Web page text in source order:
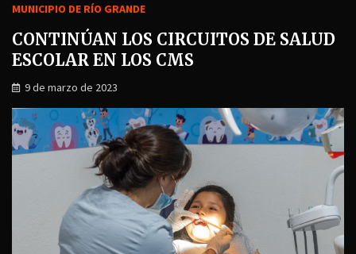
MUNICIPIO DE RÍO GRANDE
CONTINÚAN LOS CIRCUITOS DE SALUD
ESCOLAR EN LOS CMS
9 de marzo de 2023